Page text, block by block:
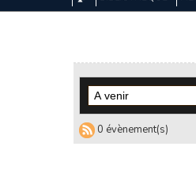
0 évènement(s)